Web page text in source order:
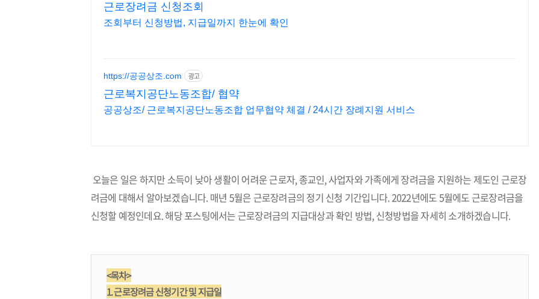
근로장려금 신청조회
조회부터 신청방법, 지급일까지 한눈에 확인
https://공공상조.com 광고
근로복지공단노동조합/ 협약
공공상조/ 근로복지공단노동조합 업무협약 체결 / 24시간 장례지원 서비스
오늘은 일은 하지만 소득이 낮아 생활이 어려운 근로자, 종교인, 사업자와 가족에게 장려금을 지원하는 제도인 근로장
려금에 대해서 알아보겠습니다. 매년 5월은 근로장려금의 정기 신청 기간입니다. 2022년에도 5월에도 근로장려금을
신청할 예정인데요.해당 포스팅에서는 근로장려금의 지급대상과 확인 방법, 신청방법을 자세히 소개하겠습니다.
<목차>
1. 근로장려금 신청기간 및 지급일